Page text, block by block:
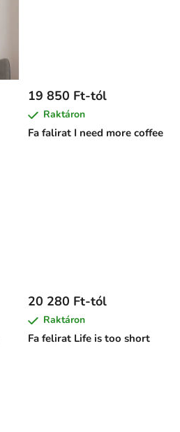
Fa falirat I need more coffee
19 850 Ft-tól
Raktáron
Fa felirat Life is too short
20 280 Ft-tól
Raktáron